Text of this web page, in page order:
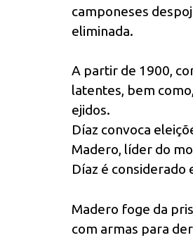
camponeses
eliminada.
A partir de 1900,
latentes, bem
ejidos.
Díaz convoca
Madero, líder do
Díaz é considerado
Madero foge da
com armas para